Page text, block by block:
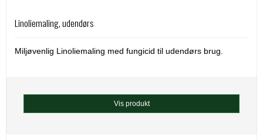
Linoliemaling, udendørs
Miljøvenlig Linoliemaling med fungicid til udendørs brug.
Vis produkt